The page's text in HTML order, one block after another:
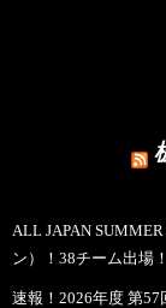
ALL JAPAN
ン）！38チーム出
速報！2026年度 第